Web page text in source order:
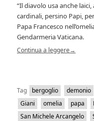
“Il diavolo usa anche
cardinali, persino Papi,
Papa Francesco
Gendarmeria Vaticana.
Continua a leggere→
Tag bergoglio demonio
Giani
omelia papa
San Michele Arcangelo